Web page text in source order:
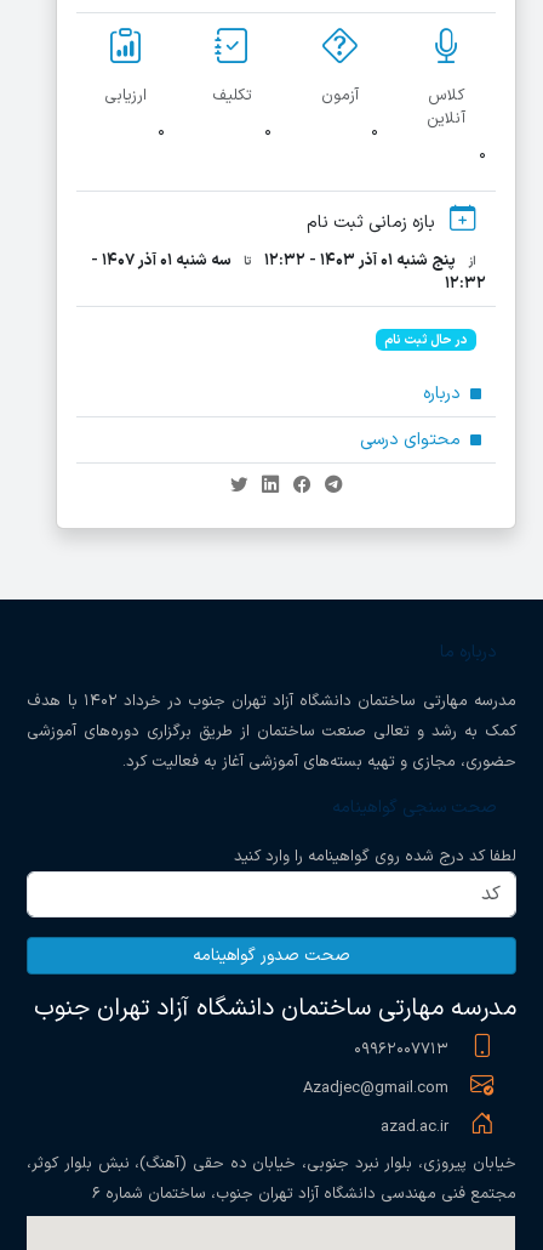
کلاس
آنلاین
۰
آزمون
۰
تکلیف
۰
ارزیابی
۰
بازه زمانی ثبت نام
از پنج شنبه ۰۱ آذر ۱۴۰۳ - ۱۲:۳۲ تا
سه شنبه ۰۱ آذر ۱۴۰۷ -
۱۲:۳۲
در حال ثبت نام
درباره
محتوای درسی
درباره ما
مدرسه مهارتی ساختمان دانشگاه آزاد تهران جنوب در خرداد ۱۴۰۲ با هدف
کمک به رشد و تعالی صنعت ساختمان از طریق برگزاری دوره‌های آموزشی
حضوری، مجازی و تهیه بسته‌های آموزشی آغاز به فعالیت کرد.
صحت سنجی گواهینامه
لطفا کد درج شده روی گواهینامه را وارد کنید
صحت صدور گواهینامه
مدرسه مهارتی ساختمان دانشگاه آزاد تهران جنوب
۰۹۹۶۲۰۰۷۷۱۳
Azadjec@gmail.com
azad.ac.ir
خیابان پیروزی، بلوار نبرد جنوبی، خیابان ده حقی (آهنگ)، نبش بلوار کوثر،
مجتمع فنی مهندسی دانشگاه آزاد تهران جنوب، ساختمان شماره ۶